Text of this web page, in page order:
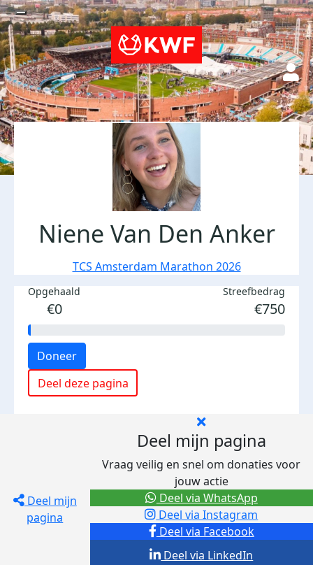
Niene Van Den Anker
TCS Amsterdam Marathon 2026
Opgehaald
€0
Streefbedrag
€750
Doneer
Deel deze pagina
Deel mijn
pagina
Deel mijn pagina
Vraag veilig en snel om donaties voor
jouw actie
Deel via Facebook
Deel via Instagram
Deel via LinkedIn
Deel via WhatsApp